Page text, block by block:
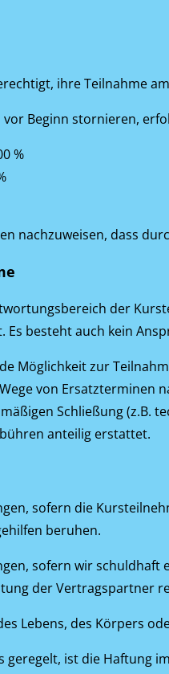
ihre Teilnahme
Beginn stornieren,
%
nachzuweisen, dass
der
besteht auch kein
Möglichkeit zur
von
Schließung (z.B.
anteilig erstattet.
sofern die
beruhen.
sofern wir
der Vertragspartner
Lebens, des Körpers
ist die Haftung